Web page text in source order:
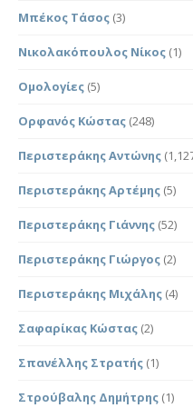
Μπέκος Τάσος (3)
Νικολακόπουλος Νίκος (1)
Ομολογίες (5)
Ορφανός Κώστας (248)
Περιστεράκης Αντώνης
Περιστεράκης Αρτέμης (5)
Περιστεράκης Γιάννης (52)
Περιστεράκης Γιώργος (2)
Περιστεράκης Μιχάλης (4)
Σαφαρίκας Κώστας (2)
Σπανέλλης Στρατής (1)
Στρούβαλης Δημήτρης (1)